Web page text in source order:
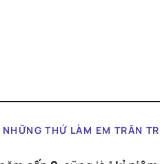
THỨ LÀM EM TRĂN